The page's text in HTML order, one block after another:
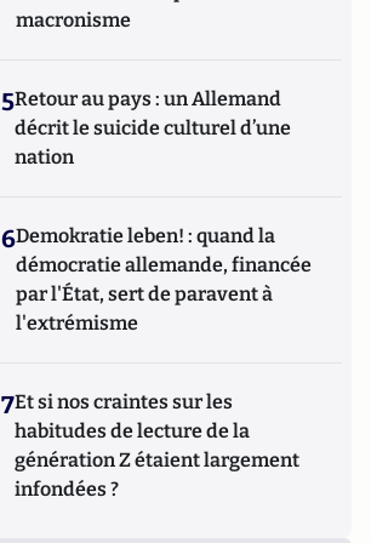
macronisme
5Retour au pays : un Allemand
décrit le suicide culturel d’une
nation
6Demokratie leben! : quand la
démocratie allemande, financée
par l'État, sert de paravent à
l'extrémisme
7Et si nos craintes sur les
habitudes de lecture de la
génération Z étaient largement
infondées ?